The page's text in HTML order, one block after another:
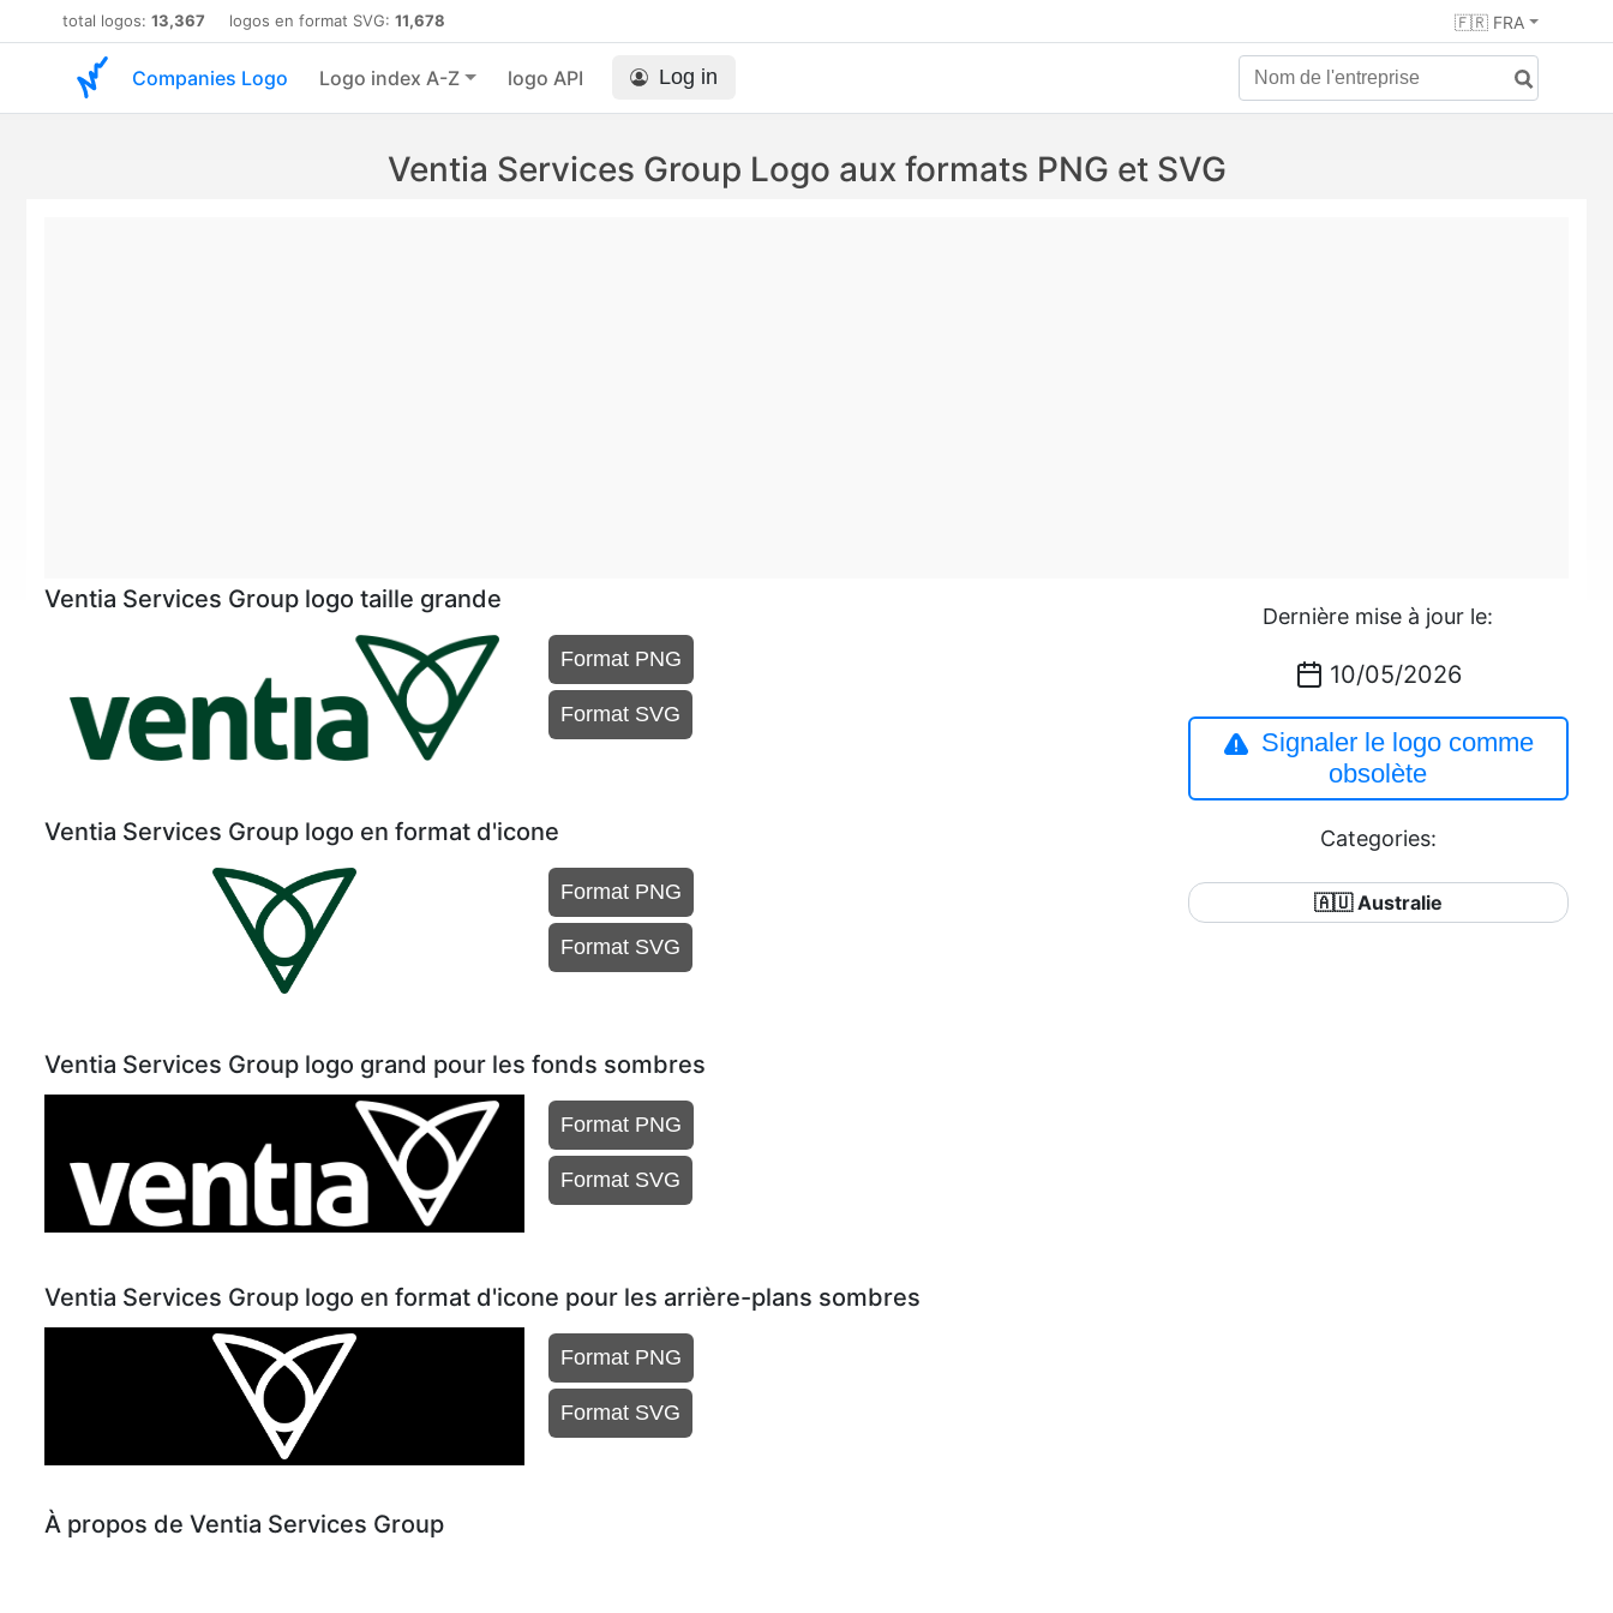
total logos: 13,367 logos en format SVG: 11,678 🇫🇷 FRA
Companies Logo Logo index A-Z logo API Log in
Ventia Services Group Logo aux formats PNG et SVG
Ventia Services Group logo taille grande
Format PNG
Format SVG
Ventia Services Group logo en format d'icone
Format PNG
Format SVG
Ventia Services Group logo grand pour les fonds sombres
Format PNG
Format SVG
Ventia Services Group logo en format d'icone pour les arrière-plans sombres
Format PNG
Format SVG
À propos de Ventia Services Group
Dernière mise à jour le:
10/05/2026
Signaler le logo comme
obsolète
Categories:
🇦🇺 Australie